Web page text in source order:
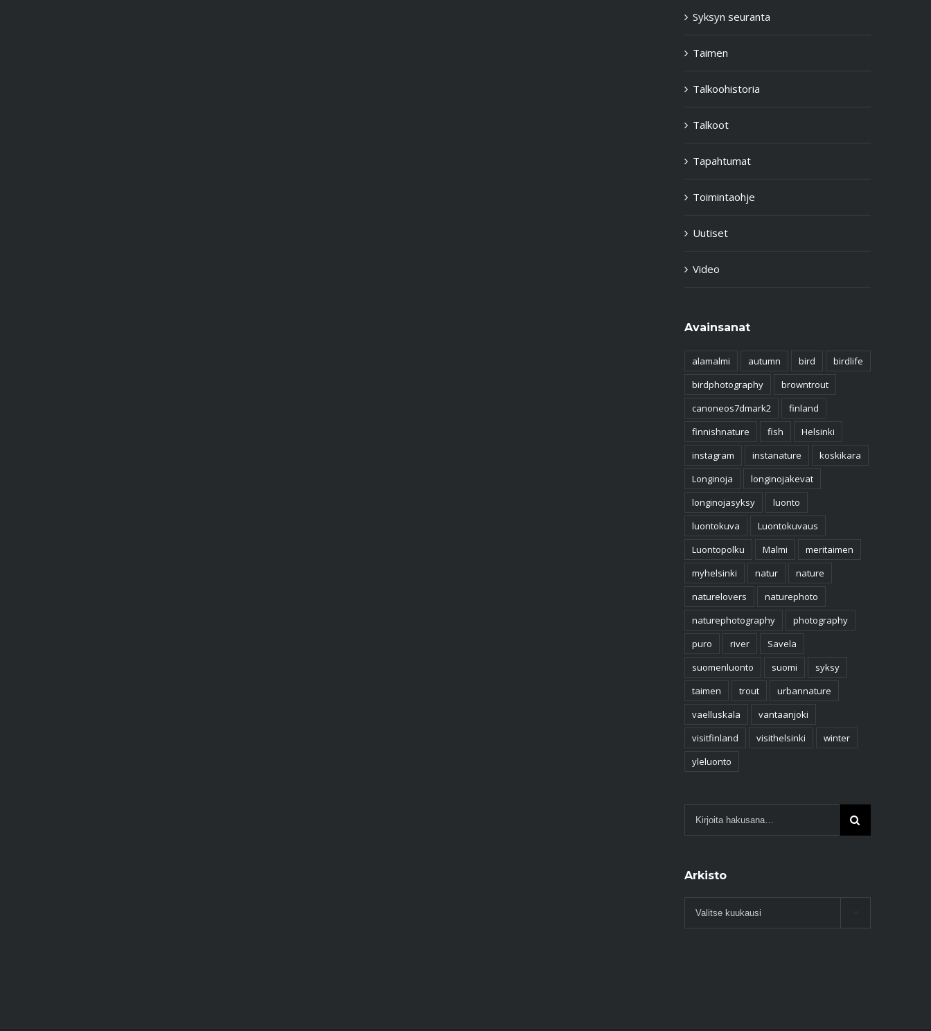
Syksyn seuranta
Taimen
Talkoohistoria
Talkoot
Tapahtumat
Toimintaohje
Uutiset
Video
Avainsanat
alamalmi autumn bird
birdlife
birdphotography
browntrout
canoneos7dmark2
finland
finnishnature
fish
Helsinki
instagram
instanature
koskikara
Longinoja
longinojakevat
longinojasyksy
luonto
luontokuva
Luontokuvaus
Luontopolku
Malmi
meritaimen
myhelsinki
natur
nature
naturelovers
naturephoto
naturephotography
photography
puro
river
Savela
suomenluonto
suomi
syksy
taimen
trout
urbannature
vaelluskala
vantaanjoki
visitfinland
visithelsinki
winter
yleluonto
Arkisto
Arkisto